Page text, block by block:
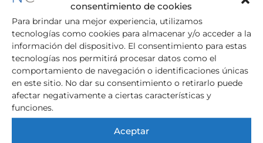
consentimiento de cookies
Para brindar una mejor experiencia, utilizamos
tecnologías como cookies para almacenar y/o acceder a la
información del dispositivo. El consentimiento para estas
tecnologías nos permitirá procesar datos como el
comportamiento de navegación o identificaciones únicas
en este sitio. No dar su consentimiento o retirarlo puede
afectar negativamente a ciertas características y
funciones.
Aceptar
aeronaves, objetos de arte y antigüedades
y joyas) que, independiente de dónde se
encuentren físicamente, sean propiedad
de una sociedad con domicilio fiscal en
Cataluña.
Labase imponible
está constituida por la
suma de los valores de todos los activos no
productivos, sin que se apliquen